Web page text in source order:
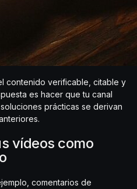
contenido verificable, citable y
es hacer que tu canal
prácticas se derivan
vídeos como
comentarios de